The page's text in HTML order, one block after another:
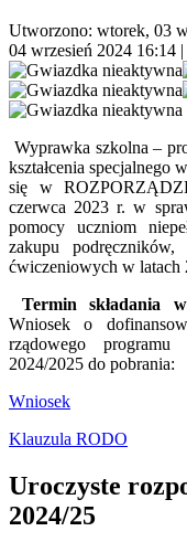
Utworzono: wtorek, 03
04 wrzesień 2024 16:14 |
Wyprawka szkolna –
kształcenia specjalnego
się w
czerwca 2023 r. w
pomocy uczniom
zakupu podręczników,
ćwiczeniowych w latach
Termin składania
Wniosek o
rządowego
2024/2025 do pobrania:
Wniosek
Klauzula RODO
Uroczyste
2024/25